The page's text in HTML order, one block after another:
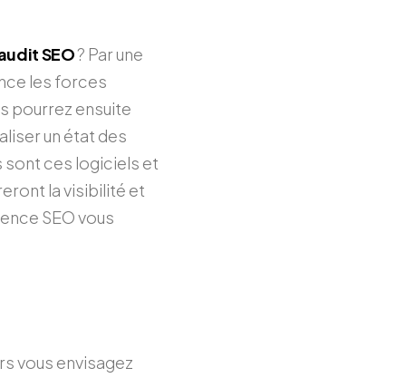
SEO? Par une
les forces
pourrez ensuite
un état des
sont ces logiciels et
la visibilité et
SEO vous
vous envisagez